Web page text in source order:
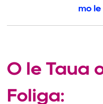
mo le
O le Taua
Foliga: